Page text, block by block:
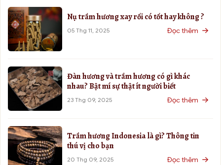
Nụ trầm hương xay rối có tốt hay không ?
05 Thg 11, 2025 Đọc thêm
Đàn hương và trầm hương có gì khác
nhau? Bật mí sự thật ít người biết
23 Thg 09, 2025 Đọc thêm
Trầm hương Indonesia là gì? Thông tin
thú vị cho bạn
20 Thg 09, 2025 Đọc thêm